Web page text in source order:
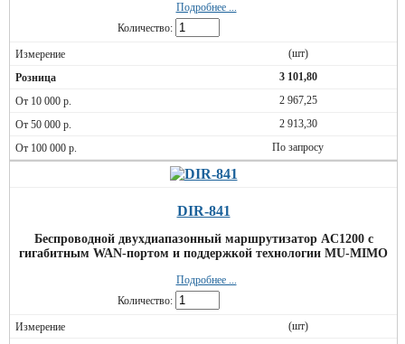
Подробнее ...
Количество:
(шт)
3 101,80
2 967,25
2 913,30
По запросу
DIR-841
Беспроводной двухдиапазонный маршрутизатор AC1200 с
гигабитным WAN-портом и поддержкой технологии MU-MIMO
Подробнее ...
Количество:
(шт)